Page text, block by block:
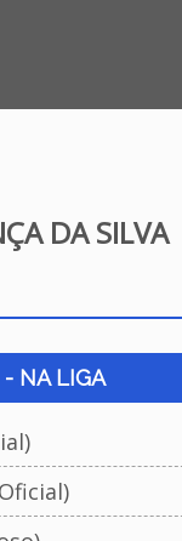
DA SILVA
- NA LIGA